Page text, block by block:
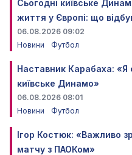
Сьогодні київське
життя у Європі: що
06.08.2026 09:02
Новини
Футбол
Наставник Карабаха: «Я
київське Динамо»
06.08.2026 08:01
Новини
Футбол
Ігор Костюк: «Важливо
матчу з ПАОКом»